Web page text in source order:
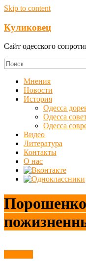
Skip to content
Куликовец
Сайт одесского
Мнения
Новости
История
Одесса
Одесса
Одесса
Видео
Литература
Контакты
О нас
Порошенко